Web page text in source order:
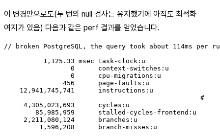
이 변경만으로도(두 번의 null 검사는 유지했기에 아직도 최적화
여지가 있음) 다음과 같은 perf 결과를 얻었습니다.
// broken PostgreSQL, the query took about 114ms per
1,125.33 msec task-clock:u
0      context-
0      cpu-migrations:u
456      page-faults:u
12,941,745,741      instructions:u
#
4,305,023,693      cycles:u
85,985,959      stalled-cycles-frontend:u
2,211,080,124      branches:u